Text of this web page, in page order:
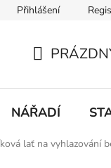
platbaPřihlášení
KOŠÍK
NÁŘADÍ
lať na vyhlazování